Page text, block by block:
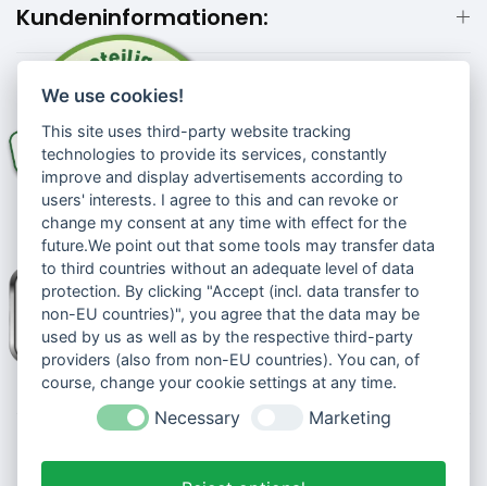
Kundeninformationen:
We use cookies!
This site uses third-party website tracking
technologies to provide its services, constantly
improve and display advertisements according to
users' interests. I agree to this and can revoke or
change my consent at any time with effect for the
future.We point out that some tools may transfer data
to third countries without an adequate level of data
protection. By clicking "Accept (incl. data transfer to
non-EU countries)", you agree that the data may be
used by us as well as by the respective third-party
providers (also from non-EU countries). You can, of
course, change your cookie settings at any time.
Necessary Marketing